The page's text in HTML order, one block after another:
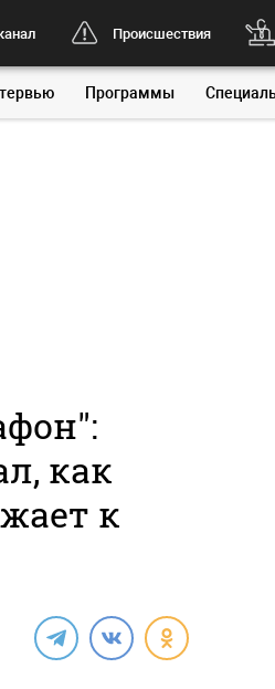
Происшествия
Программы
как
к